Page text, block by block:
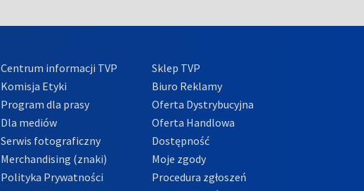
Centrum informacji TVP
Komisja Etyki
Program dla prasy
Dla mediów
Serwis fotograficzny
Merchandising (znaki)
Polityka Prywatności
Sklep TVP
Biuro Reklamy
Oferta Dystrybucyjna
Oferta Handlowa
Dostępność
Moje zgody
Procedura zgłoszeń